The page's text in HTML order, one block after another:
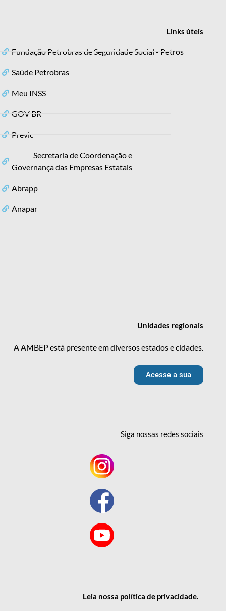
Linksúteis
Fundação Petrobras de Seguridade Social - Petros
Saúde Petrobras
Meu INSS
GOV BR
Previc
Secretaria de Coordenação e
Governança das Empresas Estatais
Abrapp
Anapar
Unidades regionais
A AMBEP está presente em diversos estados e cidades.
Acesse a sua
Siga nossas redessociais
Leia nossa política de privacidade.